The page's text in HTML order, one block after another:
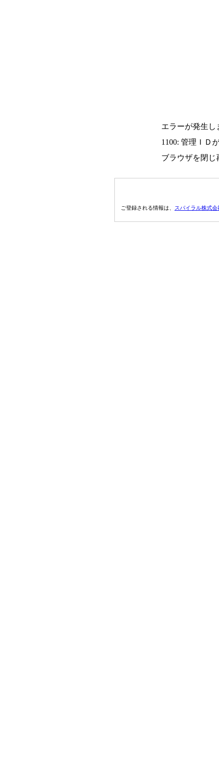
エラーが発生し
1100: 管理ＩＤ
ブラウザを閉じ
ご登録される情報は、 スパイラル株式会